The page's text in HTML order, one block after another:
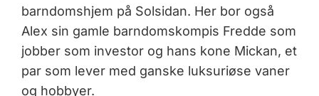
barndomshjem på Solsidan. Her bor også
Alex sin gamle barndomskompis Fredde som
jobber som investor og hans kone Mickan, et
par som lever med ganske luksuriøse vaner
og hobbyer.